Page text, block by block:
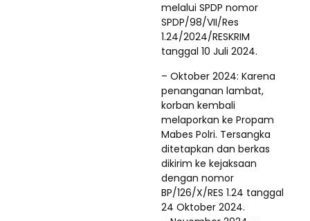
melalui SPDP nomor
SPDP/98/VII/Res
1.24/2024/RESKRIM
tanggal 10 Juli 2024.
– Oktober 2024: Karena
penanganan lambat,
korban kembali
melaporkan ke Propam
Mabes Polri. Tersangka
ditetapkan dan berkas
dikirim ke kejaksaan
dengan nomor
BP/126/X/RES 1.24 tanggal
24 Oktober 2024.